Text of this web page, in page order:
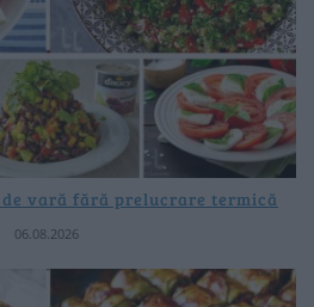
de vară fără prelucrare termică
06.08.2026